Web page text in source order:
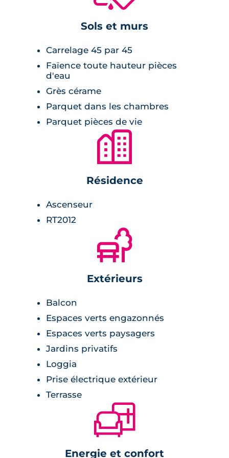
revêtement au sol en parquet stratifié, volets
les pièces humides.
Sols et murs
Carrelage 45 par 45
Faïence toute hauteur pièces
d'eau
Grès cérame
Parquet dans les chambres
Parquet pièces de vie
🏙
Résidence
Ascenseur
RT2012
🌲
Extérieurs
Balcon
Espaces verts engazonnés
Espaces verts paysagers
Jardins privatifs
Loggia
Prise électrique extérieur
Terrasse
🛋
Energie et confort